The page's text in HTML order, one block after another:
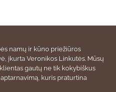
namų ir kūno priežiūros
įkurta Veronikos Linkutės. Mūsų
gautų ne tik kokybiškus
kuris praturtina